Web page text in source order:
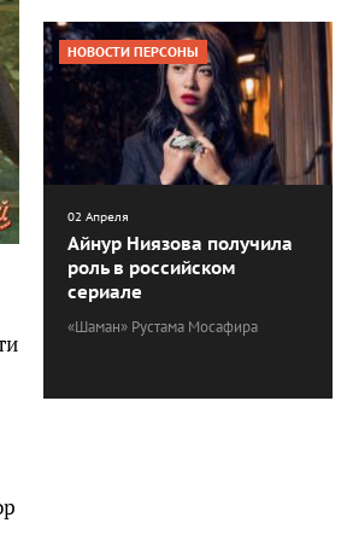
НОВОСТИ ПЕРСОНЫ
02 Апреля
Айнур Ниязова получила
роль в российском
сериале
«Шаман» Рустама Мосафира